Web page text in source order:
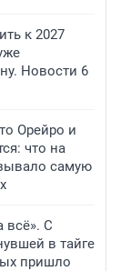
к 2027
Новости 6
Орейро и
что на
самую
всё». С
в тайге
пришло